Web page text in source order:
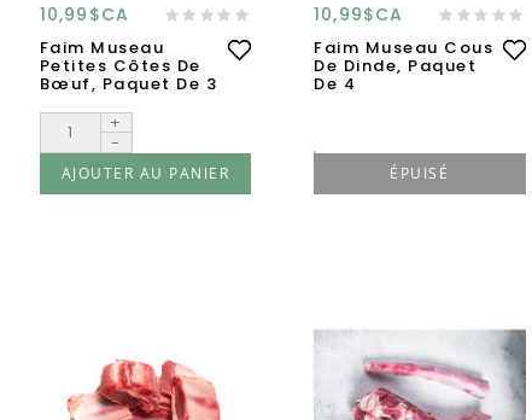
10,99$CA
Faim Museau
Petites Côtes De
Bœuf, Paquet De 3
+
-
AJOUTER AU PANIER
10,99$CA
Faim Museau Cous
De Dinde, Paquet
De 4
ÉPUISÉ